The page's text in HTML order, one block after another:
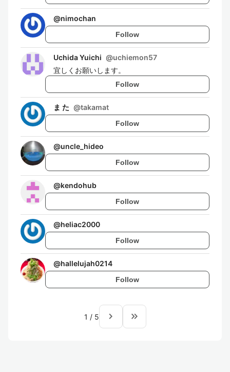
@nimochan
Follow
Uchida Yuichi @uchiemon57
宜しくお願いします。
Follow
ま た @takamat
Follow
@uncle_hideo
Follow
@kendohub
Follow
@heliac2000
Follow
@hallelujah0214
Follow
1 / 5 navigate_next keyboard_double_arrow_right